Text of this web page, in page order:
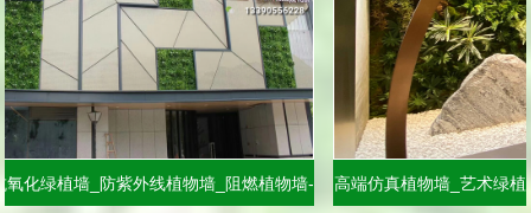
植墙_防紫外线植物墙_阻燃植物墙- 高端仿真植物墙_艺术绿植墙_景